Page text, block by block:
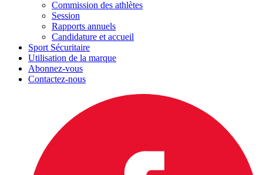
Commission des athlètes
Session
Rapports annuels
Candidature et accueil
Sport Sécuritaire
Utilisation de la marque
Abonnez-vous
Contactez-nous